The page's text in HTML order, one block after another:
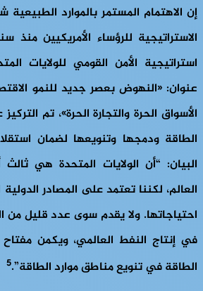
إن الاهتمام المستمر بالموارد
عنوان: «النهوض بعصر جديد للنمو
الأسواق الحرة والتجارة الحرة»، تم
الطاقة ودمجها وتنويعها لضمان
البيان: “أن الولايات المتحدة هي
احتياجاتها. ولا يقدم سوى عدد قليل من
في إنتاج النفط العالمي، ويكمن
الطاقة في تنويع مناطق موارد الطاقة”.5